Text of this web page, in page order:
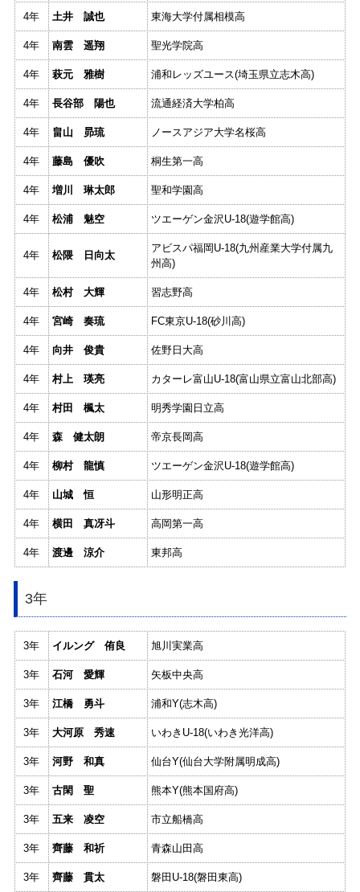
4年 土井 誠也 東海大学付属相模高
4年 南雲 遥翔 聖光学院高
4年 萩元 雅樹 浦和レッズユース(埼玉県立志木高)
4年 長谷部 陽也 流通経済大学柏高
4年 畠山 昴琉 ノースアジア大学名桜高
4年 藤島 優吹 桐生第一高
4年 増川 琳太郎 聖和学園高
4年 松浦 魅空 ツエーゲン金沢U-18(遊学館高)
4年 松隈 日向太
アビスパ福岡U-18(九州産業大学付属九
州高)
4年 松村 大輝 習志野高
4年 宮崎 奏琉 FC東京U-18(砂川高)
4年 向井 俊貴 佐野日大高
4年 村上 瑛亮 カターレ富山U-18(富山県立富山北部高)
4年 村田 楓太 明秀学園日立高
4年 森 健太朗 帝京長岡高
4年 柳村 龍慎 ツエーゲン金沢U-18(遊学館高)
4年 山城 恒 山形明正高
4年 横田 真冴斗 高岡第一高
4年 渡邊 涼介 東邦高
3年
3年 イルング 侑良 旭川実業高
3年 石河 愛輝 矢板中央高
3年 江橋 勇斗 浦和Y(志木高)
3年 大河原 秀速 いわきU-18(いわき光洋高)
3年 河野 和真 仙台Y(仙台大学附属明成高)
3年 古閑 聖 熊本Y(熊本国府高)
3年 五来 凌空 市立船橋高
3年 齊藤 和祈 青森山田高
3年 齊藤 貫太 磐田U-18(磐田東高)